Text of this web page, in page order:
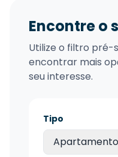
Encontre o
Utilize o filtro pré-
encontrar mais
seu interesse.
Tipo
Apartamento